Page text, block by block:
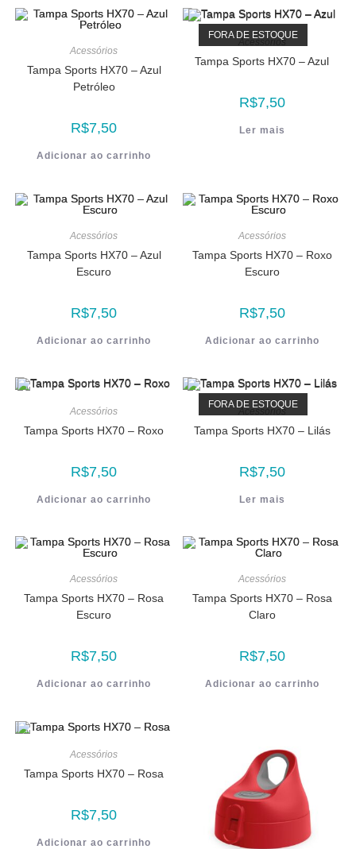
Acessórios
Tampa Sports HX70 – Azul
Petróleo
R$7,50
Adicionar ao carrinho
FORA DE ESTOQUE
Acessórios
Tampa Sports HX70 – Azul
R$7,50
Ler mais
Acessórios
Tampa Sports HX70 – Azul
Escuro
R$7,50
Adicionar ao carrinho
Acessórios
Tampa Sports HX70 – Roxo
Escuro
R$7,50
Adicionar ao carrinho
Acessórios
Tampa Sports HX70 – Roxo
R$7,50
Adicionar ao carrinho
FORA DE ESTOQUE
Acessórios
Tampa Sports HX70 – Lilás
R$7,50
Ler mais
Acessórios
Tampa Sports HX70 – Rosa
Escuro
R$7,50
Adicionar ao carrinho
Acessórios
Tampa Sports HX70 – Rosa
Claro
R$7,50
Adicionar ao carrinho
Acessórios
Tampa Sports HX70 – Rosa
R$7,50
Adicionar ao carrinho